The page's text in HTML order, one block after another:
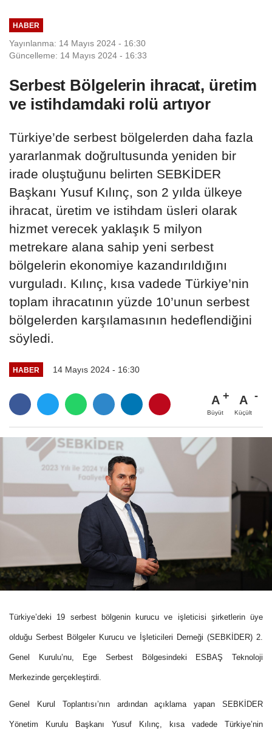
HABER
Yayınlanma: 14 Mayıs 2024 - 16:30
Güncelleme: 14 Mayıs 2024 - 16:33
Serbest Bölgelerin ihracat, üretim
ve istihdamdaki rolü artıyor
Türkiye’de serbest bölgelerden daha fazla
yararlanmak doğrultusunda yeniden bir
irade oluştuğunu belirten SEBKİDER
Başkanı Yusuf Kılınç, son 2 yılda ülkeye
ihracat, üretim ve istihdam üsleri olarak
hizmet verecek yaklaşık 5 milyon
metrekare alana sahip yeni serbest
bölgelerin ekonomiye kazandırıldığını
vurguladı. Kılınç, kısa vadede Türkiye’nin
toplam ihracatının yüzde 10’unun serbest
bölgelerden karşılamasının hedeflendiğini
söyledi.
HABER 14 Mayıs 2024 - 16:30
A
Büyüt
A
Küçült
Türkiye’deki 19 serbest bölgenin kurucu ve işleticisi şirketlerin üye
olduğu Serbest Bölgeler Kurucu ve İşleticileri Derneği (SEBKİDER) 2.
Genel Kurulu’nu, Ege Serbest Bölgesindeki ESBAŞ Teknoloji
Merkezinde gerçekleştirdi.
Genel Kurul Toplantısı’nın ardından açıklama yapan SEBKİDER
Yönetim Kurulu Başkanı Yusuf Kılınç, kısa vadede Türkiye’nin